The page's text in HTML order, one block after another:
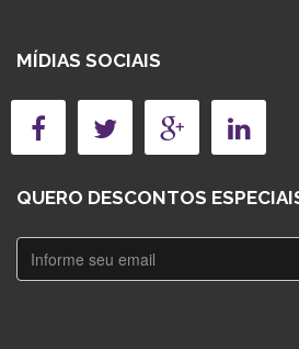
MÍDIAS SOCIAIS
QUERO DESCONTOS